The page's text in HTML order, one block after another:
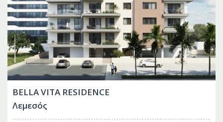
BELLA VITA RESIDENCE
Λεμεσός